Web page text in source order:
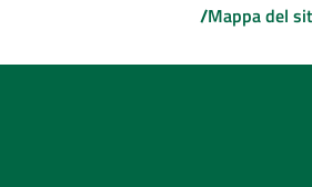
/Mappa del